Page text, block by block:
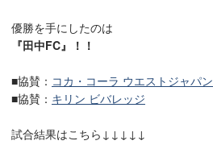
優勝を手にしたのは
『田中FC』！！
■協賛： コカ・コーラ ウエストジャパン
■協賛： キリン ビバレッジ
試合結果はこちら↓↓↓↓↓